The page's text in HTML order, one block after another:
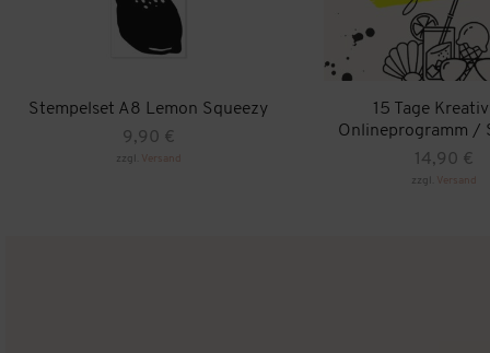
Stempelset A8 Lemon Squeezy
9,90 €
zzgl. Versand
15 Tage
Onlineprogramm /
14,90 €
zzgl. Versand